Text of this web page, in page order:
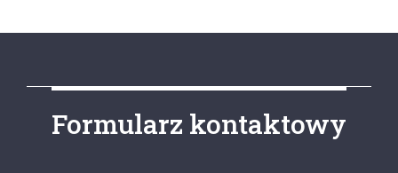
Formularz kontaktowy